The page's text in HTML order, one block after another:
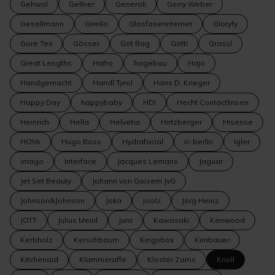
Gehwol Gellner Generali Gerry Weber
Gesellmann Girello Glasfaserinternet Gloryfy
Gore Tex Gösser Got Bag Götti Grassl
Great Lengths Hafro hagebau Hajo
Handgemacht Handl Tyrol Hans D. Krieger
Happy Day happybaby HDI Hecht Contactlinsen
Heinrich Hella Helvetia Hirtzberger Hisense
HOYA Hugo Boss Hydrafacial ic-berlin Igler
imago Interface Jacques Lemans Jaguar
Jet Set Beauty Johann von Goisern JvG
Johnson&Johnson Joka Joolz Jörg Heinz
JOTT Julius Meinl Jura Kawasaki Kenwood
Kerbholz Kerschbaum Kingsbox Kirnbauer
Kitchenaid Klammeraffe Kloster Zams Knoll